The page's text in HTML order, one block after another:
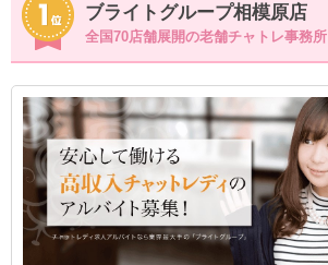
ブライトグループ相模原店
全国70店舗展開の老舗チャトレ事務所